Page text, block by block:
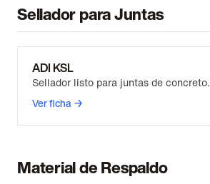
Sellador para Juntas
ADI KSL
Sellador listo para juntas de concreto.
Ver ficha →
Material de Respaldo